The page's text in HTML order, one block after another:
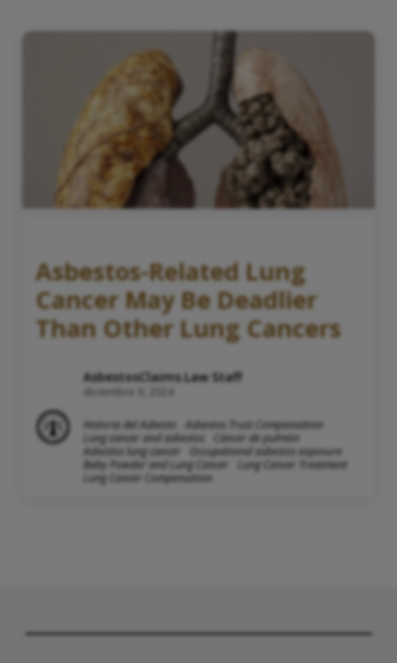
Asbestos-Related Lung
Cancer May Be Deadlier
Than Other Lung Cancers
AsbestosClaims.Law Staff
diciembre 9, 2024
Historia del Asbesto
Asbestos Trust Compensation
Lung cancer and asbestos
Cáncer de pulmón
Asbestos lung cancer
Occupational asbestos exposure
Baby Powder and Lung Cancer
Lung Cancer Treatment
Lung Cancer Compensation